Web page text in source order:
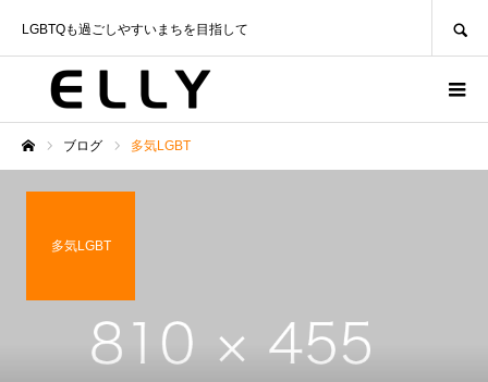
LGBTQも過ごしやすいまちを目指して
ブログ 多気LGBT
多気LGBT